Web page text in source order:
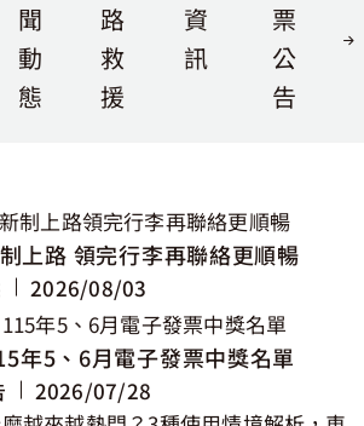
聞
動
態
路
救
援
資
訊
票
公
告
上路 領完行李再聯絡更順暢
2026/08/03
年5、6月電子發票中獎名單
2026/07/28